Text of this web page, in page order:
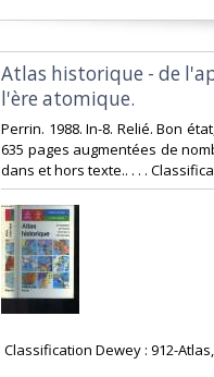
‎Atlas historique - de
l'ère atomique.‎
‎Perrin. 1988. In-8. Relié. Bon
635 pages augmentées de
dans et hors texte.. . . .
Classification Dewey : 912-